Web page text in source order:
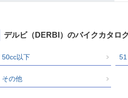
デルビ（DERBI）のバイクカタロ
50cc以下
その他